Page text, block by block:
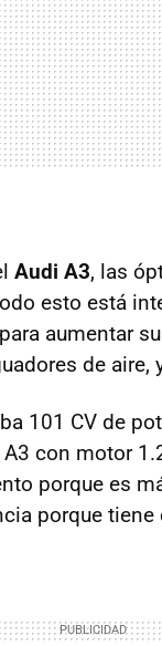
Audi A3, las
esto está
aumentar
de aire,
101 CV de
con motor
porque es
porque